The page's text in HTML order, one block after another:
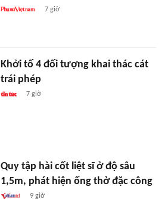
7 giờ
Khởi tố 4 đối tượng khai thác cát
trái phép
7 giờ
Quy tập hài cốt liệt sĩ ở độ sâu
1,5m, phát hiện ống thở đặc công
9 giờ